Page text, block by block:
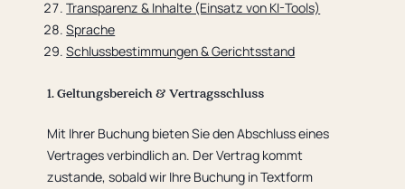
Transparenz & Inhalte (Einsatz von KI-Tools)
Sprache
Schlussbestimmungen & Gerichtsstand
1. Geltungsbereich & Vertragsschluss
Mit Ihrer Buchung bieten Sie den Abschluss eines
Vertrages verbindlich an. Der Vertrag kommt
zustande, sobald wir Ihre Buchung in Textform